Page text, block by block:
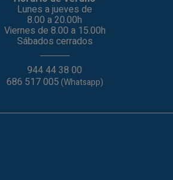
Lunes a jueves de
8.00 a 20.00h
Viernes de 8.00 a 15.00h
Sábados cerrados
944 44 38 00
686 517 005(Whatsapp)